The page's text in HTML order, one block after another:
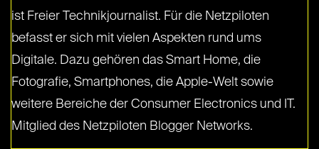
ist Freier Technikjournalist. Für die Netzpiloten
befasst er sich mit vielen Aspekten rund ums
Digitale. Dazu gehören das Smart Home, die
Fotografie, Smartphones, die Apple-Welt sowie
weitere Bereiche der Consumer Electronics und IT.
Mitglied des Netzpiloten Blogger Networks.